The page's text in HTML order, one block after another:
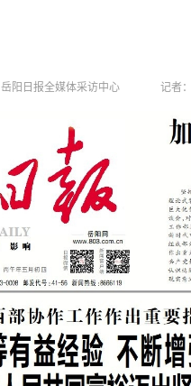
岳阳日报全媒体采访中心 记者